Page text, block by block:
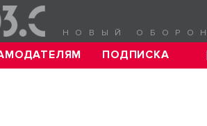
НОВЫЙ
ПОДПИСКА